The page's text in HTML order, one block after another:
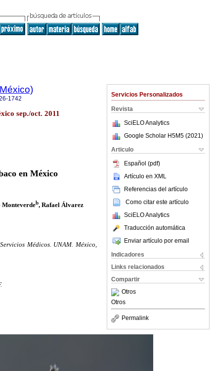
Servicios Personalizados
Revista
SciELO Analytics
Google Scholar H5M5 (2021 )
Articulo
Español (pdf)
Artículo en XML
Referencias del artículo
Como citar este artículo
SciELO Analytics
Traducción automática
Enviar artículo por email
Indicadores
Links relacionados
Compartir
Otros
Otros
Permalink
1742
sep./oct. 2011
en México
b, Rafael Álvarez
Médicos. UNAM. México,